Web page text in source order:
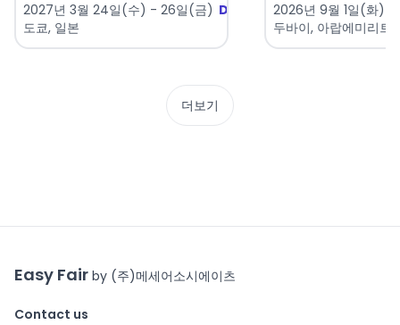
2027년 3월 24일(수) - 26일(금) D-229
도쿄, 일본
2026년 9월 1일(화)
두바이, 아랍에미리트
더보기
Easy Fair by (주)메세어소시에이츠
Contact us